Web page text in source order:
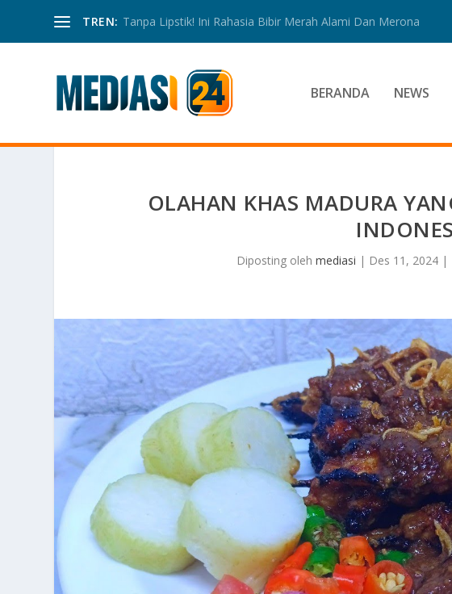
TREN: Tanpa Lipstik! Ini Rahasia Bibir Merah Alami Dan Merona
BERANDA NEWS
OLAHAN KHAS MADURA
Diposting oleh mediasi | Des 11, 2024|